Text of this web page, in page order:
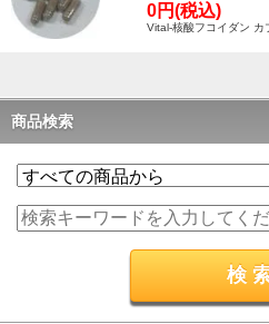
0円(税込)
Vital-核酸フコイダン
商品検索